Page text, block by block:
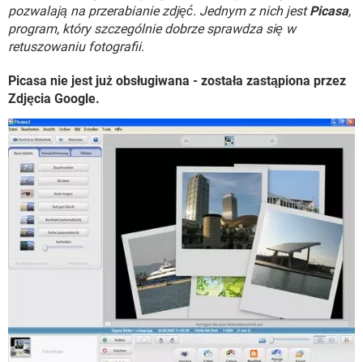
WINDOWS 10
pozwalają na przerabianie zdjęć. Jednym z nich jestPicasa,
program, który szczególnie dobrze sprawdza się w
retuszowaniu fotografii.
Picasa nie jest już obsługiwana - została zastąpiona przez
Zdjęcia Google.